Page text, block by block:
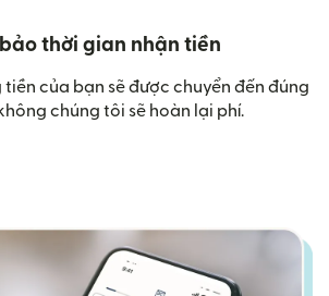
thời gian nhận tiền
tiền của bạn sẽ được chuyển đến đúng
chúng tôi sẽ hoàn lại phí.